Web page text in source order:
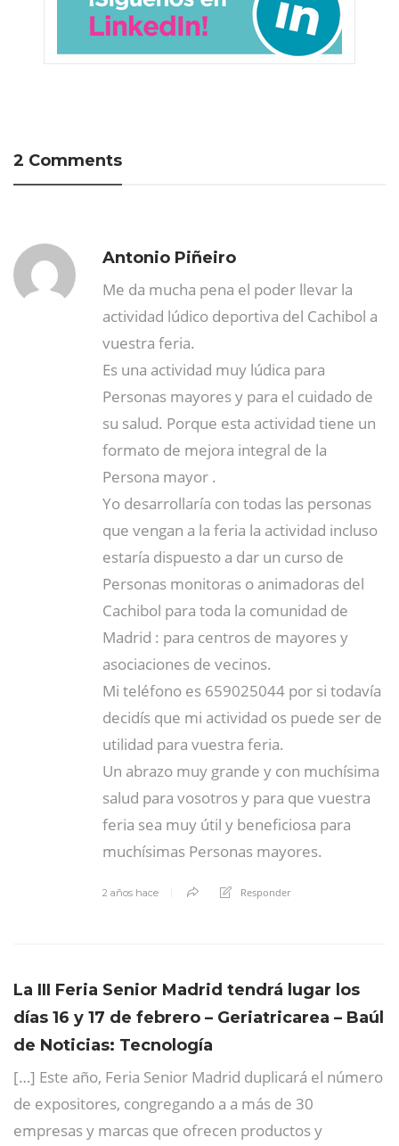
2 Comments
Antonio Piñeiro
Me da mucha pena el poder llevar la
actividad lúdico deportiva del Cachibol a
vuestra feria.
Es una actividad muy lúdica para
Personas mayores y para el cuidado de
su salud. Porque esta actividad tiene un
formato de mejora integral de la
Persona mayor .
Yo desarrollaría con todas las personas
que vengan a la feria la actividad incluso
estaría dispuesto a dar un curso de
Personas monitoras o animadoras del
Cachibol para toda la comunidad de
Madrid : para centros de mayores y
asociaciones de vecinos.
Mi teléfono es 659025044 por si todavía
decidís que mi actividad os puede ser de
utilidad para vuestra feria.
Un abrazo muy grande y con muchísima
salud para vosotros y para que vuestra
feria sea muy útil y beneficiosa para
muchísimas Personas mayores.
2 años hace Responder
La III Feria Senior Madrid tendrá lugar los
días 16 y 17 de febrero – Geriatricarea – Baúl
de Noticias: Tecnología
[…] Este año, Feria Senior Madrid duplicará el número
de expositores, congregando a a más de 30
empresas y marcas que ofrecen productos y